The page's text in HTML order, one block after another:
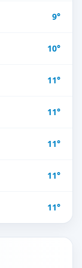
9°
10°
11°
11°
11°
11°
11°